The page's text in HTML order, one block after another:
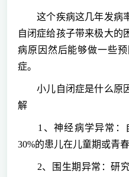
这个疾病这几年发病率
自闭症给孩子带来极大的
病原因然后能够做一些
症。
小儿自闭症是什么原因
解
1、神经病学异常：
30%的患儿在儿童期或青
2、围生期异常：研究